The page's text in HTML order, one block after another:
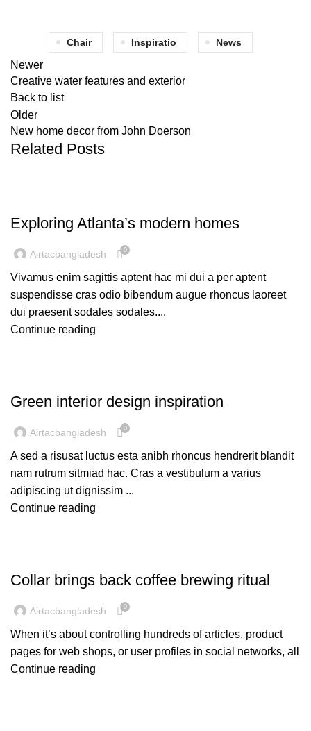
Chair Inspiratio News
Newer
Creative water features and exterior
Back to list
Older
New home decor from John Doerson
Related Posts
Exploring Atlanta’s modern homes
Airtacbangladesh 0
Vivamus enim sagittis aptent hac mi dui a per aptent
suspendisse cras odio bibendum augue rhoncus laoreet
dui praesent sodales sodales....
Continue reading
Green interior design inspiration
Airtacbangladesh 0
A sed a risusat luctus esta anibh rhoncus hendrerit blandit
nam rutrum sitmiad hac. Cras a vestibulum a varius
adipiscing ut dignissim ...
Continue reading
Collar brings back coffee brewing ritual
Airtacbangladesh 0
When it’s about controlling hundreds of articles, product
pages for web shops, or user profiles in social networks, all
Continue reading